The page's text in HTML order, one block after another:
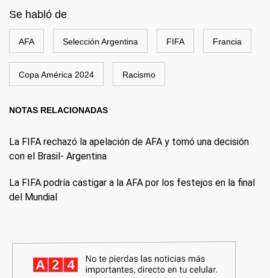
Se habló de
AFA Selección Argentina FIFA Francia
Copa América 2024 Racismo
NOTAS RELACIONADAS
La FIFA rechazó la apelación de AFA y tomó una decisión
con el Brasil- Argentina
La FIFA podría castigar a la AFA por los festejos en la final
del Mundial